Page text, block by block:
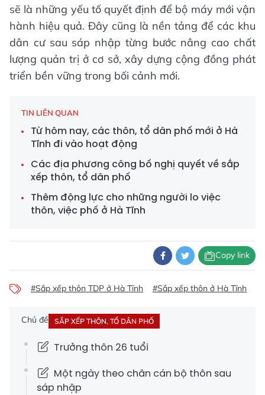
sẽ là những yếu tố quyết định để bộ máy mới vận
hành hiệu quả. Đây cũng là nền tảng để các khu
dân cư sau sáp nhập từng bước nâng cao chất
lượng quản trị ở cơ sở, xây dựng cộng đồng phát
triển bền vững trong bối cảnh mới.
TIN LIÊN QUAN
Từ hôm nay, các thôn, tổ dân phố mới ở Hà
Tĩnh đi vào hoạt động
Các địa phương công bố nghị quyết về sắp
xếp thôn, tổ dân phố
Thêm động lực cho những người lo việc
thôn, việc phố ở Hà Tĩnh
Copy link
#Sắp xếp thôn TDP ở Hà Tĩnh #Sắp xếp thôn ở Hà Tĩnh
Chủ đề SẮP XẾP THÔN, TỔ DÂN PHỐ
Trưởng thôn 26 tuổi
Một ngày theo chân cán bộ thôn sau
sáp nhập